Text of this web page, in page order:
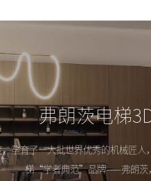
弗朗茨电梯
孕育了一大批世界优秀的机械匠
梯“学者典范”品牌——弗朗茨